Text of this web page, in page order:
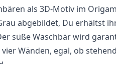
als 3D-Motiv im
abgebildet, Du erhältst
süße Waschbär wird
Wänden, egal, ob